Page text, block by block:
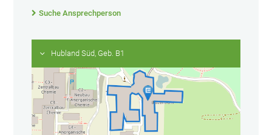
Suche Ansprechperson
Hubland Süd, Geb. B1